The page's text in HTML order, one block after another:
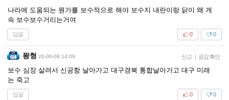
나라에 도움되는 뭔가를 보수적으로 해야 보수지 내란이랑 닭이 왜 게
속 보수보수거리는거여
답글 0
0
퐝형 26-06-09 14:09 신고 | 공감 확인
보수 심장 살려서 신공항 날아가고 대구경북 통합날아가고 대구 미래
는 죽고
답글 0
0